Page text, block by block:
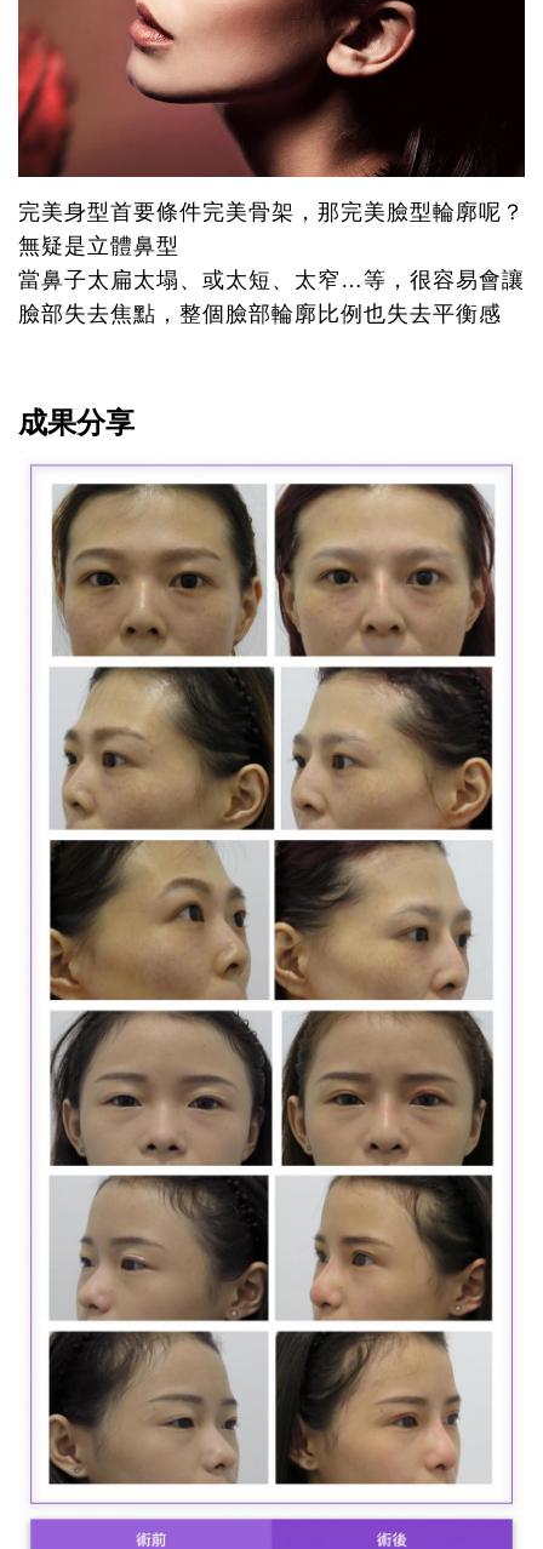
完美身型首要條件完美骨架，那完美臉型輪廓呢？
無疑是立體鼻型
當鼻子太扁太塌、或太短、太窄…等，很容易會讓
臉部失去焦點，整個臉部輪廓比例也失去平衡感
成果分享